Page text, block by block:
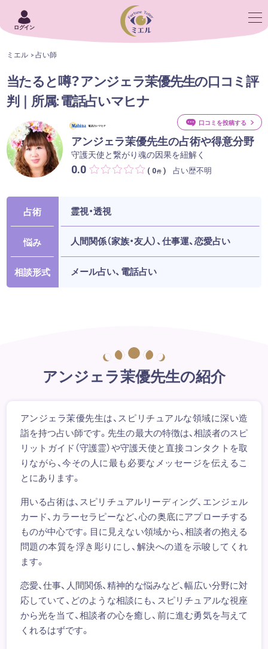
ログイン
ミエル 占い師
当たると噂？アンジェラ茉優先生の口コミ評
判｜所属: 電話占いマヒナ
アンジェラ茉優先生の占術や得意分野
守護天使と繋がり魂の因果を紐解く
0.0 ( 0件 ) 占い歴不明
口コミを投稿する
占術 霊視・透視
悩み 人間関係（家族・友人）、仕事運、恋愛占い
相談形式 メール占い、電話占い
アンジェラ茉優先生の紹介
アンジェラ茉優先生は、スピリチュアルな領域に深い造
詣を持つ占い師です。先生の最大の特徴は、相談者のスピ
リットガイド（守護霊）や守護天使と直接コンタクトを取
りながら、今その人に最も必要なメッセージを伝えるこ
とにあります。
用いる占術は、スピリチュアルリーディング、エンジェル
カード、カラーセラピーなど、心の奥底にアプローチする
ものが中心です。目に見えない領域から、相談者の抱える
問題の本質を浮き彫りにし、解決への道を示唆してくれ
ます。
恋愛、仕事、人間関係、精神的な悩みなど、幅広い分野に対
応していて、どのような相談にも、スピリチュアルな視座
から光を当て、相談者の心を癒し、前に進む勇気を与えて
くれるはずです。